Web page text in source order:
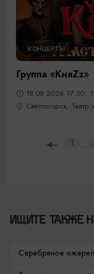
КОНЦЕРТЫ
Группа «КняZz»
18.08.2026 17:30,
Светлогорск, Театр
1 ...
ИЩИТЕ ТАКЖЕ
Серебряное